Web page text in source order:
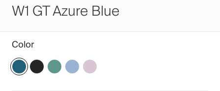
W1 GT Azure Blue
Color